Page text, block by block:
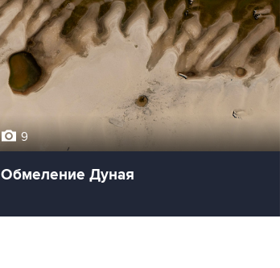
9
Обмеление Дуная